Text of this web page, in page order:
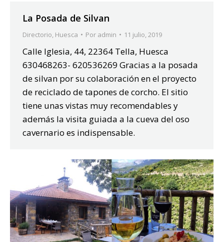
La Posada de Silvan
Directorio, Huesca Por admin 11 julio, 2019
Calle Iglesia, 44, 22364 Tella, Huesca
630468263- 620536269 Gracias a la posada
de silvan por su colaboración en el proyecto
de reciclado de tapones de corcho. El sitio
tiene unas vistas muy recomendables y
además la visita guiada a la cueva del oso
cavernario es indispensable.